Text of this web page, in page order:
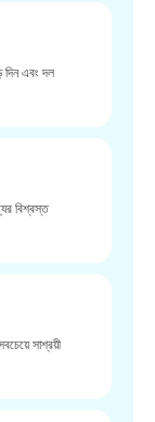
দিন এবং দল
বিশ্বস্ত
সাশ্রয়ী